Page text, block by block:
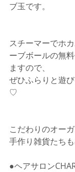
ブ玉です。
スチーマーでホ
ーブボールの無
ますので、
ぜひふらりと遊
♡
こだわりのオー
手作り雑貨たち
●ヘアサロン